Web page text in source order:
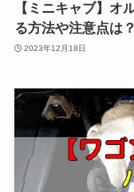
【ミニキャブ】オ
る方法や注意点は？
2023年12月18日